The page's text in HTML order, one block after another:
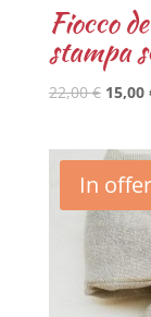
Fiocco
stampa
22,00€ 15,00
In